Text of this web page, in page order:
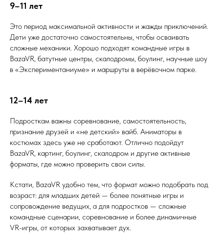
9–11 лет
Это период максимальной активности и жажды приключений.
Дети уже достаточно самостоятельны, чтобы осваивать
сложные механики. Хорошо подходят командные игры в
BazaVR, батутные центры, скалодромы, боулинг, научные шоу
в «Экспериментаниуме» и маршруты в верёвочном парке.
12–14 лет
Подросткам важны соревнование, самостоятельность,
признание друзей и «не детский» вайб. Аниматоры в
костюмах здесь уже не сработают. Отлично подойдут
BazaVR, картинг, боулинг, скалодром и другие активные
форматы, где можно проверить свои силы.
Кстати, BazaVR удобно тем, что формат можно подобрать под
возраст: для младших детей — более понятные игры и
сопровождение ведущих, а для подростков — сложные
командные сценарии, соревнование и более динамичные
VR-игры, от которых захватывает дух.